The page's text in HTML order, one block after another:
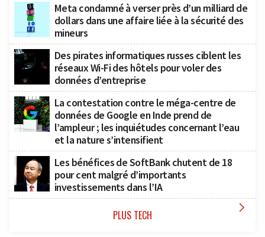
Meta condamné à verser près d’un milliard de
dollars dans une affaire liée à la sécurité des
mineurs
Des pirates informatiques russes ciblent les
réseaux Wi-Fi des hôtels pour voler des
données d’entreprise
La contestation contre le méga-centre de
données de Google en Inde prend de
l’ampleur ; les inquiétudes concernant l’eau
et la nature s’intensifient
Les bénéfices de SoftBank chutent de 18
pour cent malgré d’importants
investissements dans l’IA
PLUS TECH 